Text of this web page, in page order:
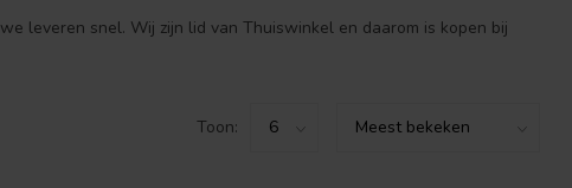
leveren snel. Wij zijn lid van Thuiswinkel en daarom is kopen bij
Toon: